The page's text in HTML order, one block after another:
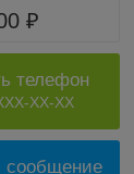
₽
телефон
XX-XX
сообщение